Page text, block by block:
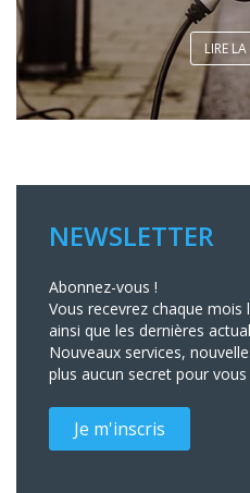
LIRE
NEWSLETTER
Abonnez-vous !
Vous recevrez chaque
ainsi que les dernières
Nouveaux services,
plus aucun secret pour vous
Je m'inscris